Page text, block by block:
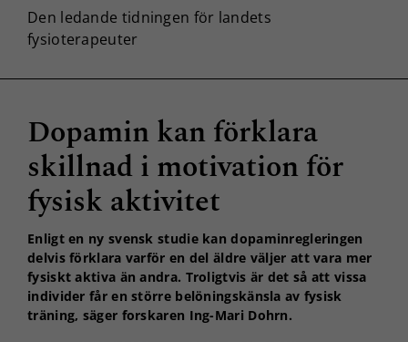
Dopamin kan förklara
skillnad i motivation för
fysisk aktivitet
Enligt en ny svensk studie kan dopaminregleringen
delvis förklara varför en del äldre väljer att vara mer
fysiskt aktiva än andra. Troligtvis är det så att vissa
individer får en större belöningskänsla av fysisk
träning, säger forskaren Ing-Mari Dohrn.